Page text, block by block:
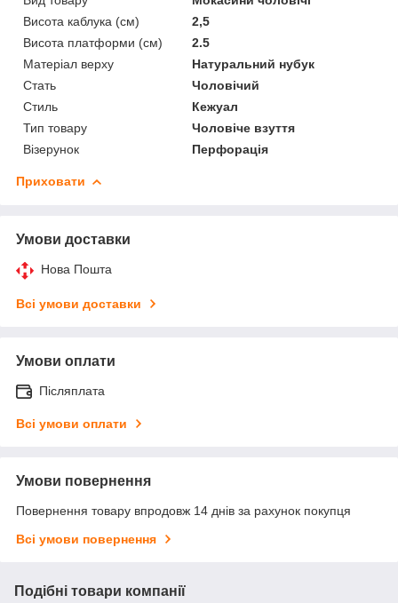
Висота каблука (см)
2,5
Висота платформи (см)
2.5
Матеріал верху
Натуральний нубук
Стать
Чоловічий
Стиль
Кежуал
Тип товару
Чоловіче взуття
Візерунок
Перфорація
Приховати
Умови доставки
Нова Пошта
Всі умови доставки
Умови оплати
Післяплата
Всі умови оплати
Умови повернення
Повернення товару впродовж 14 днів за рахунок покупця
Всі умови повернення
Подібні товари компанії